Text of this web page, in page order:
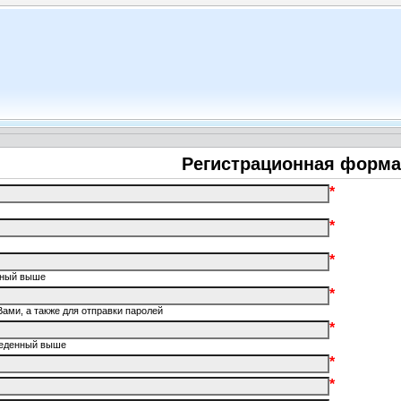
Регистрационная форма
*
*
*
выше
*
а также для отправки паролей
*
выше
*
*